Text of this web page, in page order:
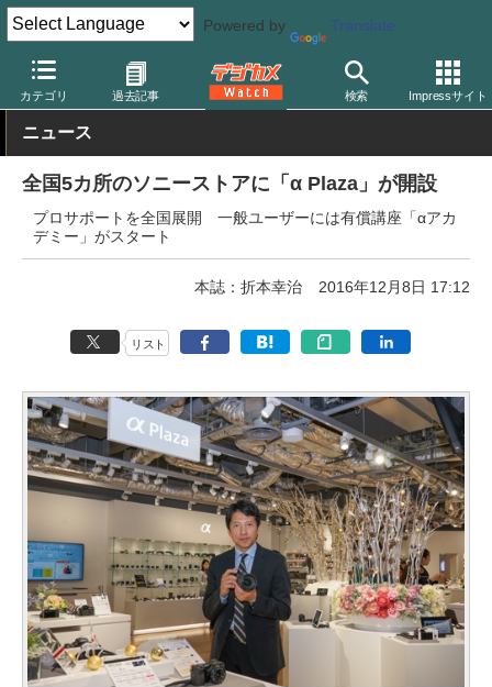
Powered by Translate
カテゴリ 過去記事 検索 Impressサイト
デジカメ Watch 業界動向 企業
ニュース
全国5カ所のソニーストアに「α Plaza」が開設
プロサポートを全国展開 一般ユーザーには有償講座「αアカ
デミー」がスタート
本誌：折本幸治 2016年12月8日 17:12
リスト